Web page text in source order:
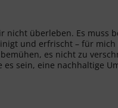
nicht überleben. Es muss
und erfrischt – für mich
es nicht zu
sein, eine nachhaltige